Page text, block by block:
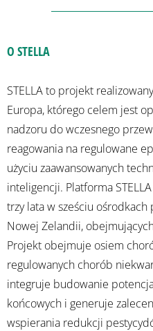
O STELLA
STELLA to projekt
Europa, którego celem jest
nadzoru do wczesnego
reagowania na regulowane
użyciu zaawansowanych
inteligencji. Platforma
trzy lata w sześciu
Nowej Zelandii,
Projekt obejmuje osiem
regulowanych chorób
integruje budowanie
końcowych i generuje
wspierania redukcji